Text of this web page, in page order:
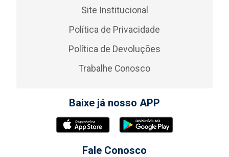
Site Institucional
Política de Privacidade
Política de Devoluções
Trabalhe Conosco
Baixe já nosso APP
Fale Conosco